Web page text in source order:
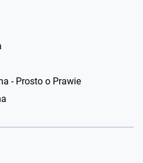
- Prosto o Prawie